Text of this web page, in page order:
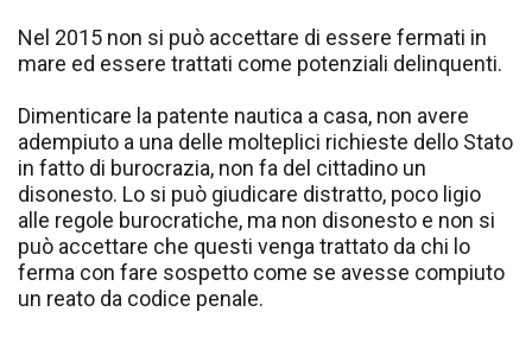
Nel 2015 non si può accettare di essere fermati in
mare ed essere trattati come potenziali delinquenti.
Dimenticare la patente nautica a casa, non avere
adempiuto a una delle molteplici richieste dello Stato
in fatto di burocrazia, non fa del cittadino un
disonesto. Lo si può giudicare distratto, poco ligio
alle regole burocratiche, ma non disonesto e non si
può accettare che questi venga trattato da chi lo
ferma con fare sospetto come se avesse compiuto
un reato da codice penale.